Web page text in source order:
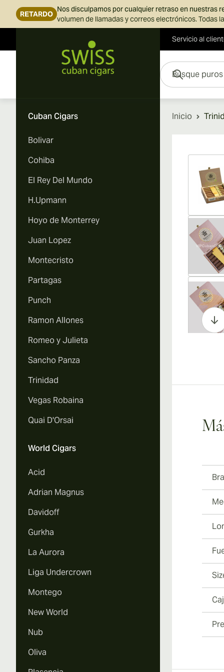
RETARDO
Nos disculpamos por cualquier retraso en nuestras
volumen de llamadas y correos electrónicos. Todas
Servicio al
Busque puros aquí...
Cuban Cigars
Bolivar
Cohiba
El Rey Del Mundo
H.Upmann
Hoyo de Monterrey
Juan Lopez
Montecristo
Partagas
Punch
Ramon Allones
Romeo y Julieta
Sancho Panza
Trinidad
Vegas Robaina
Quai D'Orsai
World Cigars
Acid
Adrian Magnus
Davidoff
Gurkha
La Aurora
Liga Undercrown
Montego
New World
Nub
Oliva
Inicio